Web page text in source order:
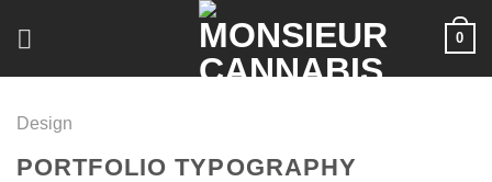
0
Design
PORTFOLIO TYPOGRAPHY